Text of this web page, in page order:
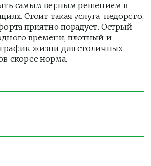
самым верным решением в
Стоит такая услуга  недорого,
приятно порадует. Острый
времени, плотный и
жизни для столичных
скорее норма.